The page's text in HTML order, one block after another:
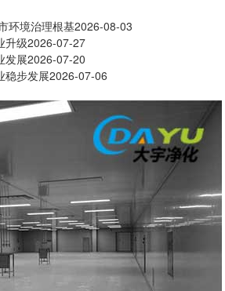
环境治理根基2026-08-03
升级2026-07-27
发展2026-07-20
稳步发展2026-07-06